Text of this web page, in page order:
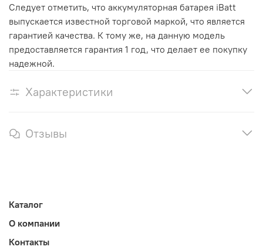
Следует отметить, что аккумуляторная батарея iBatt
выпускается известной торговой маркой, что является
гарантией качества. К тому же, на данную модель
предоставляется гарантия 1 год, что делает ее покупку
надежной.
Характеристики
Отзывы
Каталог
О компании
Контакты